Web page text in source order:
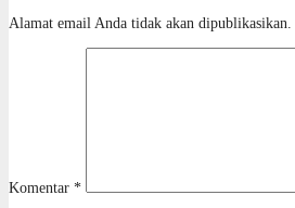
Alamat email Anda tidak akan dipublikasikan.
Komentar *